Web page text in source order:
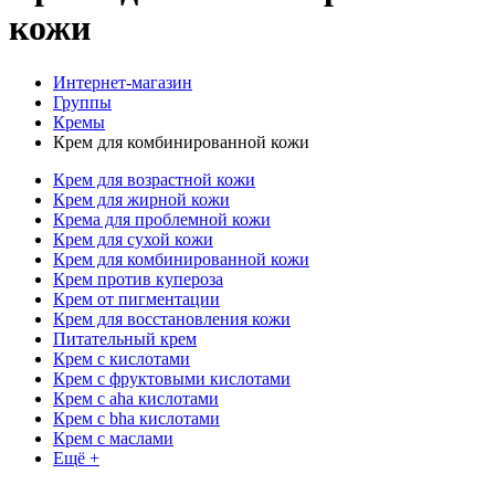
кожи
Интернет-магазин
Группы
Кремы
Крем для комбинированной кожи
Крем для возрастной кожи
Крем для жирной кожи
Крема для проблемной кожи
Крем для сухой кожи
Крем для комбинированной кожи
Крем против купероза
Крем от пигментации
Крем для восстановления кожи
Питательный крем
Крем с кислотами
Крем с фруктовыми кислотами
Крем с aha кислотами
Крем с bha кислотами
Крем с маслами
Ещё +